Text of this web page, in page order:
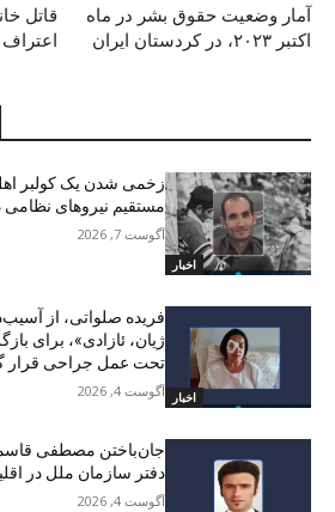
قاتل
آمار وضعیت حقوق بشر در ماە
اکتبر ٢٠٢٣، در کردستان ایران
اخبار
زخمی شدن یک کولبر
مستقیم نیروهای نظامی
آگوست 7, 2026
اخبار
فریده صلواتی، از
ژیان، ئازادی»، برای
تحت عمل جراحی قرار
آگوست 4, 2026
جان‌باختن مصطفی
دفتر سازمان ملل در
آگوست 4, 2026